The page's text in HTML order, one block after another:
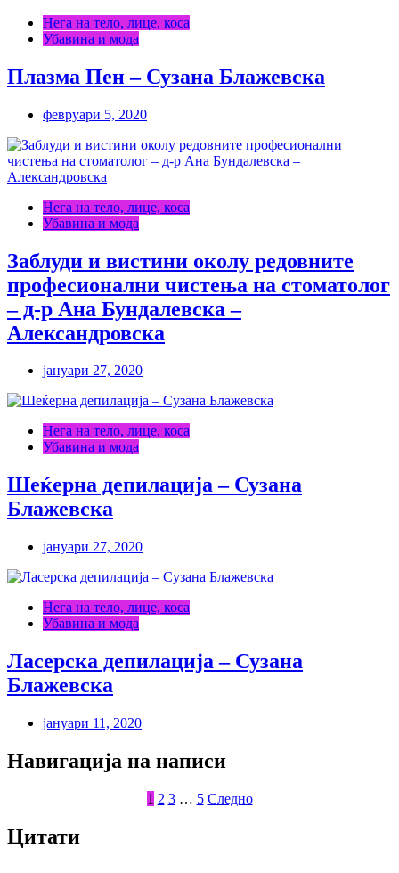
Нега на тело, лице, коса
Убавина и мода
Плазма Пен – Сузана Блажевска
февруари 5, 2020
Нега на тело, лице, коса
Убавина и мода
Заблуди и вистини околу редовните
професионални чистења на стоматолог
– д-р Ана Бундалевска –
Александровска
јануари 27, 2020
Нега на тело, лице, коса
Убавина и мода
Шеќерна депилација – Сузана
Блажевска
јануари 27, 2020
Нега на тело, лице, коса
Убавина и мода
Ласерска депилација – Сузана
Блажевска
јануари 11, 2020
Навигација на написи
1 2 3 … 5 Следно
Цитати